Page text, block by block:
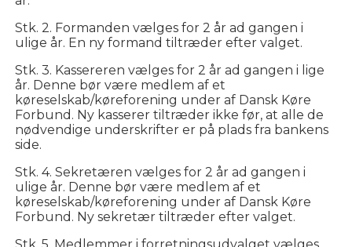
Stk. 2. Formanden vælges for 2 år ad gangen i
ulige år. En ny formand tiltræder efter valget.
Stk. 3. Kassereren vælges for 2 år ad gangen i lige
år. Denne bør være medlem af et
køreselskab/køreforening under af Dansk Køre
Forbund. Ny kasserer tiltræder ikke før, at alle de
nødvendige underskrifter er på plads fra bankens
side.
Stk. 4. Sekretæren vælges for 2 år ad gangen i
ulige år. Denne bør være medlem af et
køreselskab/køreforening under af Dansk Køre
Forbund. Ny sekretær tiltræder efter valget.